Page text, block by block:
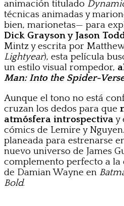
animación titulado
técnicas animadas y
bien, marionetas— para
Dick Grayson y Jason
Mintz y escrita por
Lightyear), esta película
un estilo visual rompedor,
Man: Into the Spider-
Aunque el tono no está
cruzan los dedos para que
atmósfera introspectivay
cómics de Lemire y
planeada para estrenarse
nuevo universo de James
complemento perfecto a
de Damian Wayne en
Bold.